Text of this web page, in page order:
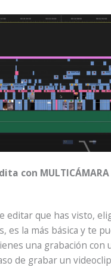
con
editar que has visto,
es la más básica y te
una grabación con
de grabar un